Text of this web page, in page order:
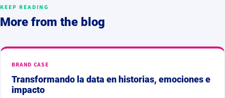
KEEP READING
More from the blog
BRAND CASE
Transformando la data en historias, emociones e
impacto